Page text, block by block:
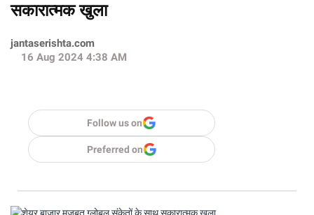
सकारात्मक खुला
jantaserishta.com
16 Aug 2024 4:38 AM
Follow us on
Preferred on